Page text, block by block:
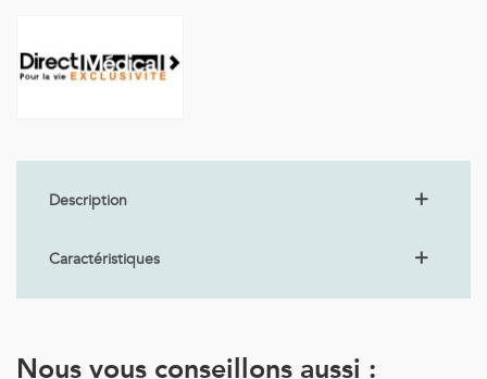
Description
Caractéristiques
Nous vous conseillons aussi :